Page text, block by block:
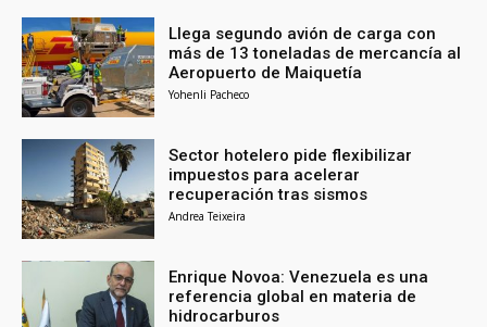
Llega segundo avión de carga con
más de 13 toneladas de mercancía al
Aeropuerto de Maiquetía
Yohenli Pacheco
Sector hotelero pide flexibilizar
impuestos para acelerar
recuperación tras sismos
Andrea Teixeira
Enrique Novoa: Venezuela es una
referencia global en materia de
hidrocarburos